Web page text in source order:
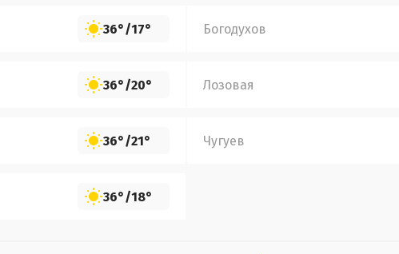
36°/17° Богодухов
36°/20° Лозовая
36°/21° Чугуев
36°/18°